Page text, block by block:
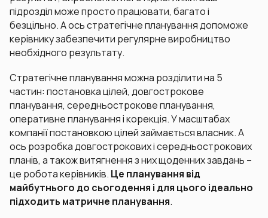
підрозділ може просто працювати, багато і
безцільно. А ось стратегічне планування допоможе
керівнику забезпечити регулярне виробництво
необхідного результату.
Стратегічне планування можна розділити на 5
частин: постановка цілей, довгострокове
планування, середньострокове планування,
оперативне планування і корекція. У масштабах
компанії постановкою цілей займається власник. А
ось розробка довгострокових і середньострокових
планів, а також витягнення з них щоденних завдань –
це робота керівників. Це планування від
майбутнього до сьогодення і для цього ідеально
підходить матричне планування.